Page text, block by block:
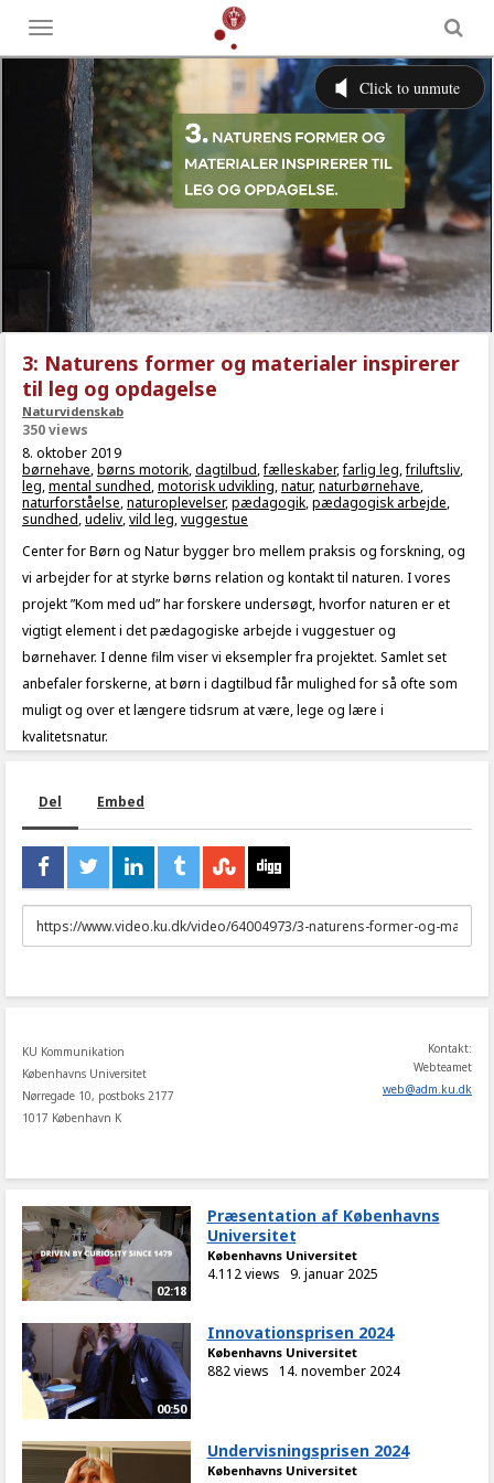
Toggle
menu
3: Naturens former og materialer inspirerer
til leg og opdagelse
Naturvidenskab
350 views
8. oktober 2019
børnehave,børns motorik,dagtilbud,fælleskaber,farlig leg,friluftsliv,
leg,mental sundhed,motorisk udvikling,natur,naturbørnehave,
naturforståelse,naturoplevelser,pædagogik,pædagogisk arbejde,
sundhed,udeliv,vild leg,vuggestue
Center for Børn og Natur bygger bro mellem praksis og forskning, og
vi arbejder for at styrke børns relation og kontakt til naturen. I vores
projekt ”Kom med ud” har forskere undersøgt, hvorfor naturen er et
vigtigt element i det pædagogiske arbejde i vuggestuer og
børnehaver. I denne film viser vi eksempler fra projektet. Samlet set
anbefaler forskerne, at børn i dagtilbud får mulighed for så ofte som
muligt og over et længere tidsrum at være, lege og lære i
kvalitetsnatur.
Del Embed
URL
to
KU Kommunikation
Københavns Universitet
Nørregade 10, postboks 2177
1017 København K
Kontakt:
Webteamet
web@adm.ku.dk
02:18
Præsentation af Københavns
Universitet
Københavns Universitet
4.112 views 9. januar 2025
00:50
Innovationsprisen 2024
Københavns Universitet
882 views 14. november 2024
Undervisningsprisen 2024
Københavns Universitet